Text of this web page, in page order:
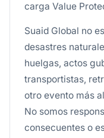
carga Value
Suaid Global no
desastres
huelgas, actos
transportistas,
otro evento más
No somos
consecuentes o